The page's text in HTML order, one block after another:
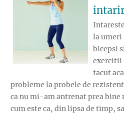
la umeri
bicepsi
exercitii
facut
probleme la probele de
ca nu mi-am antrenat prea
cum este ca, din lipsa de timp,